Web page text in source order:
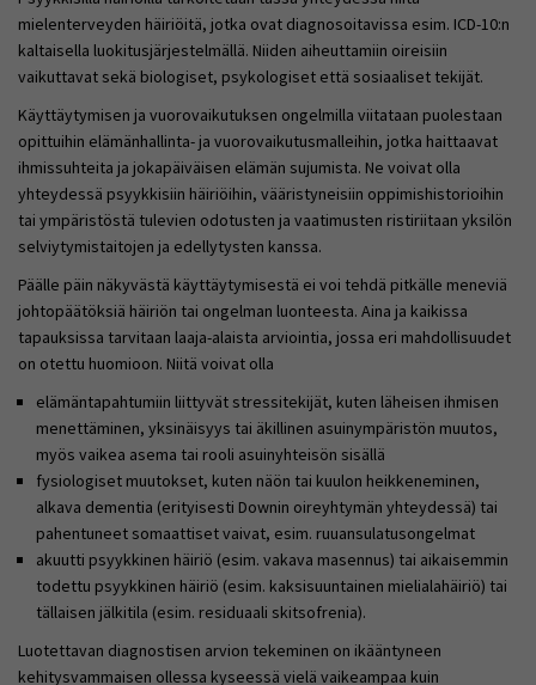
mielenterveyden häiriöitä, jotka ovat diagnosoitavissa esim. ICD-10:n
kaltaisella luokitusjärjestelmällä. Niiden aiheuttamiin oireisiin
vaikuttavat sekä biologiset, psykologiset että sosiaaliset tekijät.
Käyttäytymisen ja vuorovaikutuksen ongelmilla viitataan puolestaan
opittuihin elämänhallinta- ja vuorovaikutusmalleihin, jotka haittaavat
ihmissuhteita ja jokapäiväisen elämän sujumista. Ne voivat olla
yhteydessä psyykkisiin häiriöihin, vääristyneisiin oppimishistorioihin
tai ympäristöstä tulevien odotusten ja vaatimusten ristiriitaan yksilön
selviytymistaitojen ja edellytysten kanssa.
Päälle päin näkyvästä käyttäytymisestä ei voi tehdä pitkälle meneviä
johtopäätöksiä häiriön tai ongelman luonteesta. Aina ja kaikissa
tapauksissa tarvitaan laaja-alaista arviointia, jossa eri mahdollisuudet
on otettu huomioon. Niitä voivat olla
elämäntapahtumiin liittyvät stressitekijät, kuten läheisen ihmisen
menettäminen, yksinäisyys tai äkillinen asuinympäristön muutos,
myös vaikea asema tai rooli asuinyhteisön sisällä
fysiologiset muutokset, kuten näön tai kuulon heikkeneminen,
alkava dementia (erityisesti Downin oireyhtymän yhteydessä) tai
pahentuneet somaattiset vaivat, esim. ruuansulatusongelmat
akuutti psyykkinen häiriö (esim. vakava masennus) tai aikaisemmin
todettu psyykkinen häiriö (esim. kaksisuuntainen mielialahäiriö) tai
tällaisen jälkitila (esim. residuaali skitsofrenia).
Luotettavan diagnostisen arvion tekeminen on ikääntyneen
kehitysvammaisen ollessa kyseessä vielä vaikeampaa kuin